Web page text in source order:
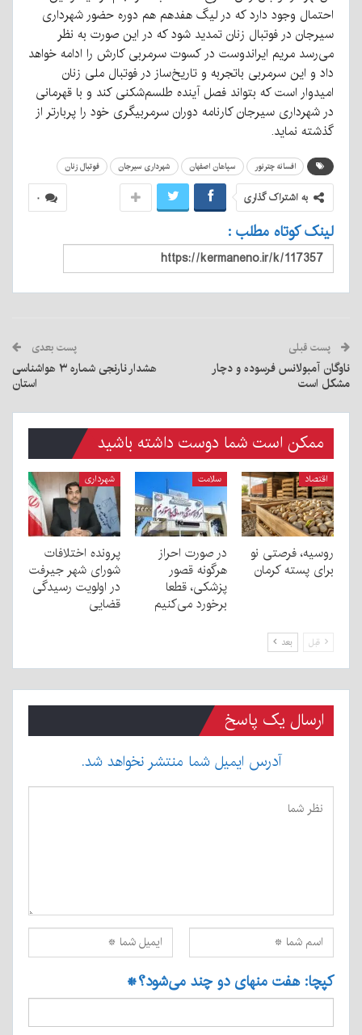
احتمال وجود دارد که در لیگ هفدهم هم دوره حضور شهرداری
سیرجان در فوتبال زنان تمدید شود که در این صورت به نظر
می‌رسد مریم ایراندوست در کسوت سرمربی کارش را ادامه خواهد
داد و این سرمربی باتجربه و تاریخ‌ساز در فوتبال ملی زنان
امیدوار است که بتواند فصل آینده طلسم‌شکنی کند و با قهرمانی
در شهرداری سیرجان کارنامه دوران سرمربیگری خود را پربارتر از
گذشته نماید.
افسانه چترنور سپاهان اصفهان شهرداری سیرجان فوتبال زنان
۰ به اشتراک گذاری
لینک کوتاه مطلب :
پست قبلی
ناوگان آمبولانس فرسوده و دچار
مشکل است
پست بعدی
هشدار نارنجی شماره ۳ هواشناسی
استان
ممکن است شما دوست داشته باشید
اقتصاد
روسیه، فرصتی نو
برای پسته کرمان
سلامت
در صورت احراز
هرگونه قصور
پزشکی، قطعا
برخورد می‌کنیم
شهرداری
پرونده اختلافات
شورای شهر جیرفت
در اولویت رسیدگی
قضایی
قبل بعد
ارسال یک پاسخ
آدرس ایمیل شما منتشر نخواهد شد.
کپچا: هفت منهای دو چند می‌شود؟*